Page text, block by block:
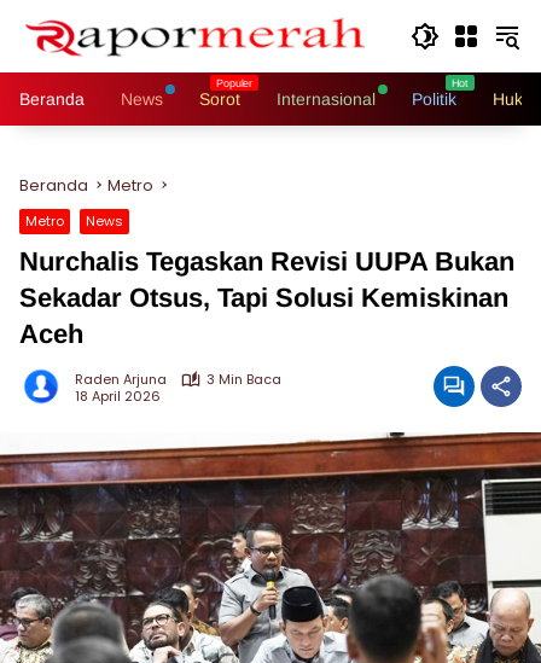
Beranda News Sorot Internasional Politik
Beranda Metro
Metro News
Nurchalis Tegaskan Revisi UUPA Bukan
Sekadar Otsus, Tapi Solusi Kemiskinan
Aceh
Raden Arjuna
3 Min Baca
18 April 2026